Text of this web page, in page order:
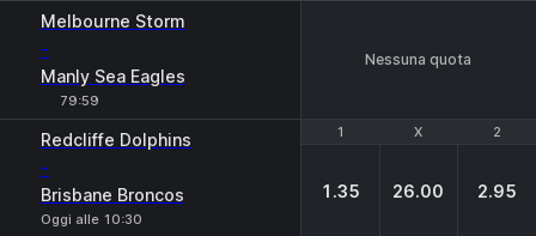
Melbourne Storm
-
Manly Sea Eagles
79:59
Nessuna quota
1 X 2
Redcliffe Dolphins
-
Brisbane Broncos
Oggi alle 10:30
1 X 2
1.35 26.00 2.95